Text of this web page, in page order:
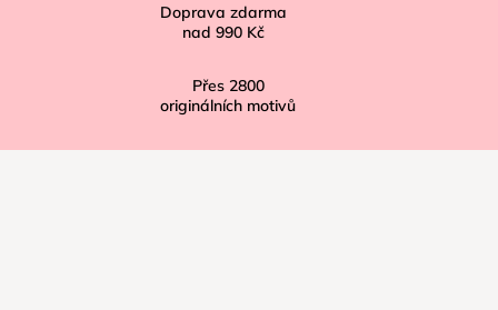
Doprava zdarma
nad 990 Kč
Přes 2800
originálních motivů